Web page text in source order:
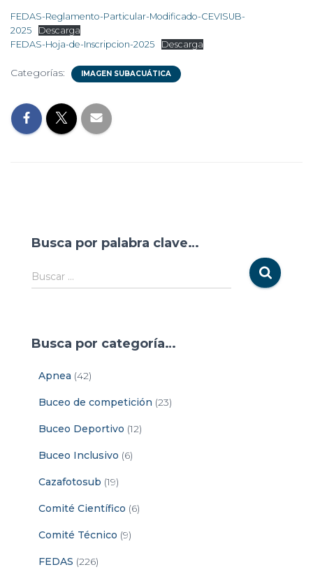
FEDAS-Reglamento-Particular-Modificado-CEVISUB-
2025
Descarga
FEDAS-Hoja-de-Inscripcion-2025
Descarga
Categorías: IMAGEN SUBACUÁTICA
Busca por palabra clave…
Buscar …
Busca por categoría…
Apnea (42)
Buceo de competición (23)
Buceo Deportivo (12)
Buceo Inclusivo (6)
Cazafotosub (19)
Comité Científico (6)
Comité Técnico (9)
FEDAS (226)